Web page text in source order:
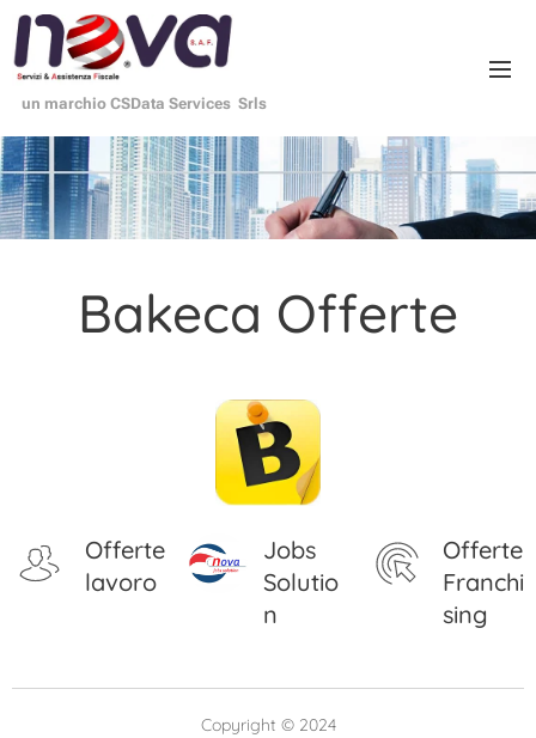
un marchio CSData Services Srls
Bakeca Offerte
Offerte
lavoro
Jobs
Solutio
n
Offerte
Franchi
sing
Copyright © 2024